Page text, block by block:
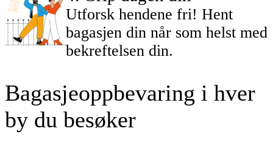
Utforsk hendene fri! Hent
bagasjen din når som helst med
bekreftelsen din.
Bagasjeoppbevaring i hver
by du besøker